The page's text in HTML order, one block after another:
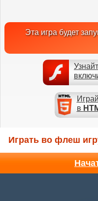
Эта игра будет
в
Играть во флеш